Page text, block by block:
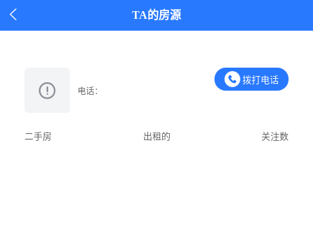
 TA的房源
电话：
拨打电话
二手房 出租的 关注数